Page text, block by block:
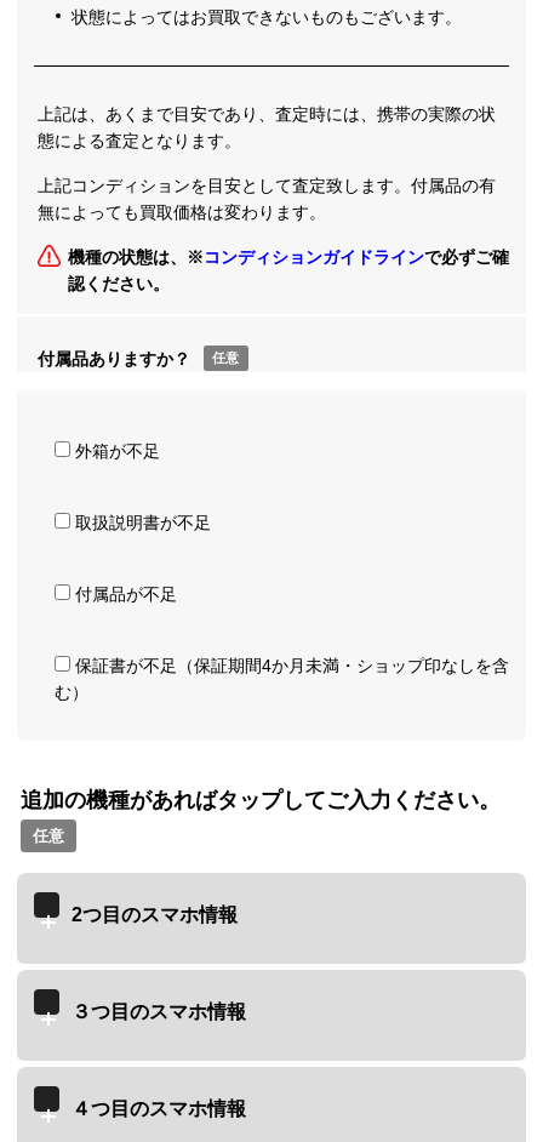
状態によってはお買取できないものもございます。
上記は、あくまで目安であり、査定時には、携帯の実際の状
態による査定となります。
上記コンディションを目安として査定致します。付属品の有
無によっても買取価格は変わります。
機種の状態は、※コンディションガイドラインで必ずご確
認ください。
付属品ありますか？ 任意
外箱が不足
取扱説明書が不足
付属品が不足
保証書が不足（保証期間4か月未満・ショップ印なしを含
む）
追加の機種があればタップしてご入力ください。
任意
2つ目のスマホ情報
３つ目のスマホ情報
４つ目のスマホ情報